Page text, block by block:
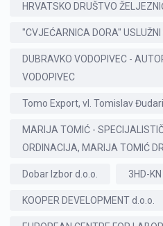
HRVATSKO DRUŠTVO
"CVJEĆARNICA DORA"
DUBRAVKO VODOPIVEC -
VODOPIVEC
Tomo Export, vl. Tomislav
MARIJA TOMIĆ -
ORDINACIJA, MARIJA TOMIĆ
Dobar Izbor d.o.o. 3HD-KN
KOOPER DEVELOPMENT d.o.o.